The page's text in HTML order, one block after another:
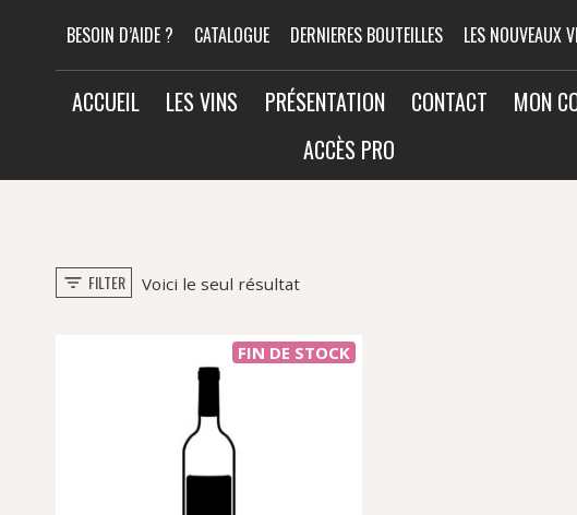
contenu
BESOIN D’AIDE ? CATALOGUE DERNIERES BOUTEILLES LES NOUVEAUX
ACCUEIL LES VINS PRÉSENTATION CONTACT
MON
ACCÈS PRO
FILTER Voici le seul résultat
FIN DE STOCK